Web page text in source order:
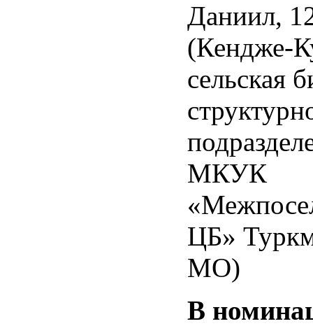
Даниил,
(Кендже-
сельская
МКУК
ЦБ»
МО)
В